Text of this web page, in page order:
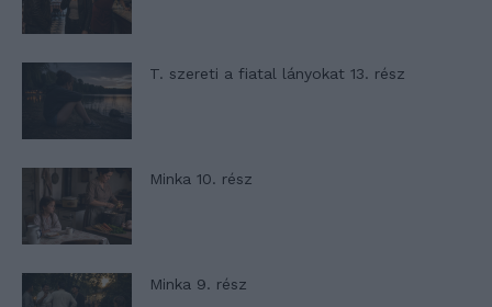
T. szereti a fiatal lányokat 13. rész
Minka 10. rész
Minka 9. rész